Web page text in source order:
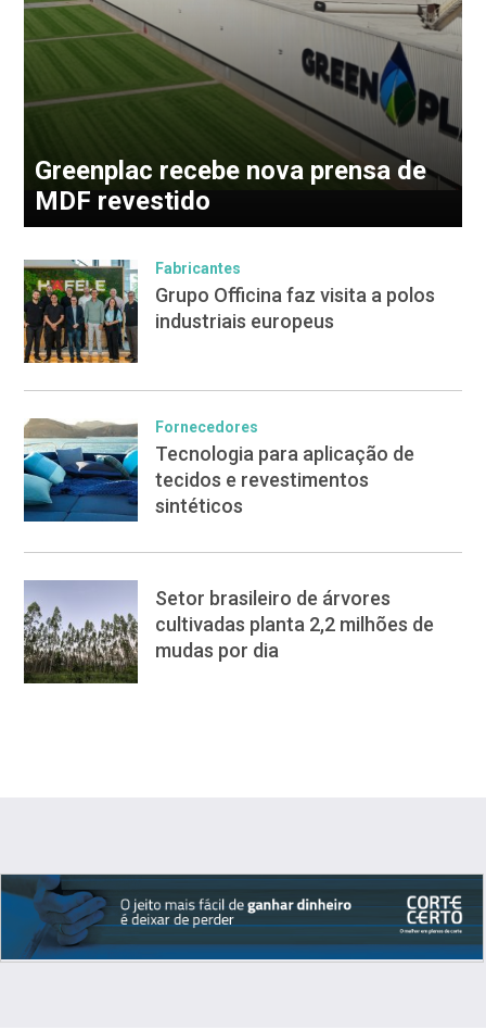
Greenplac recebe nova prensa de
MDF revestido
Fabricantes
Grupo Officina faz visita a polos
industriais europeus
Fornecedores
Tecnologia para aplicação de
tecidos e revestimentos
sintéticos
Setor brasileiro de árvores
cultivadas planta 2,2 milhões de
mudas por dia